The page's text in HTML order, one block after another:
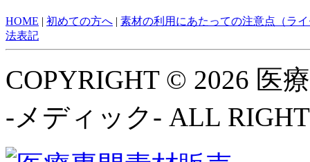
HOME | 初めての方へ | 素材の利用にあたっての注意点（ラ
法表記
COPYRIGHT © 2026 医
-メディック- ALL RIGHT